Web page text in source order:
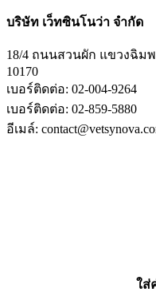
บริษัท เว็ทซินโนว่า จำกัด
18/4 ถนนสวนผัก แขวงฉิม
10170
เบอร์ติดต่อ: 02-004-9264
เบอร์ติดต่อ: 02-859-5880
อีเมล์:
ใส่